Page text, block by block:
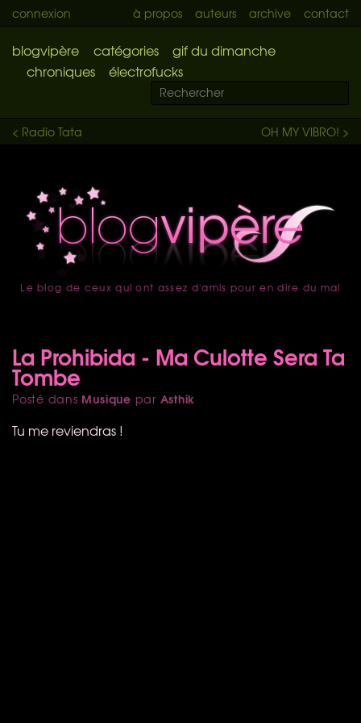
connexion à propos auteurs archive contact
blogvipère catégories
gif du dimanche
chroniques
électrofucks
OH MY VIBRO! >
< Radio Tata
accueil
Le blog de ceux qui ont assez d'amis pour en dire du mal
La Prohibida - Ma Culotte Sera Ta
Tombe
Posté dans Musique par Asthik
Tu me reviendras !